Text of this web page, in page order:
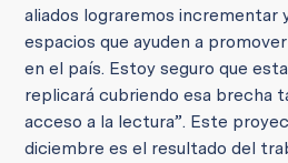
aliados lograremos incrementar
espacios que ayuden a
en el país. Estoy seguro que
replicará cubriendo esa brecha
acceso a la lectura”. Este
diciembre es el resultado del